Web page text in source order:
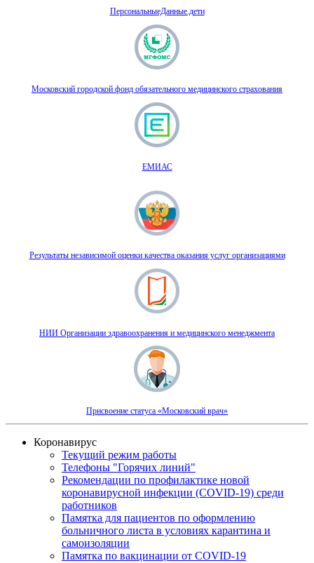
ПерсональныеДанные.дети
Московский городской фонд обязательного медицинского страхования
ЕМИАС
Результаты независимой оценки качества оказания услуг организациями
НИИ Организации здравоохранения и медицинского менеджмента
Присвоение статуса «Московский врач»
Коронавирус
Текущий режим работы
Телефоны "Горячих линий"
Рекомендации по профилактике новой
коронавирусной инфекции (COVID-19) среди
работников
Памятка для пациентов по оформлению
больничного листа в условиях карантина и
самоизоляции
Памятка по вакцинации от COVID-19